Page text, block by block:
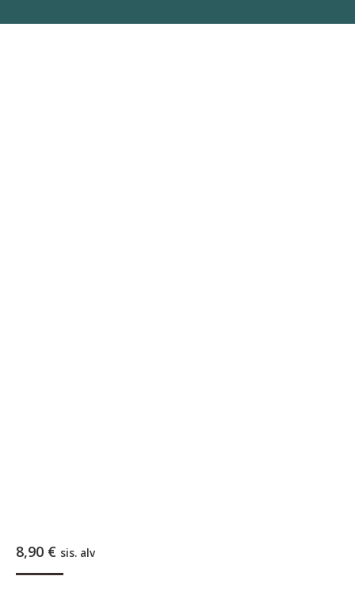
8,90 € sis. alv